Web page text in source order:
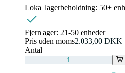
Lokal lagerbeholdning: 50+
Fjernlager: 21-50 enheder
Pris uden moms2.033,00 DKK
Antal